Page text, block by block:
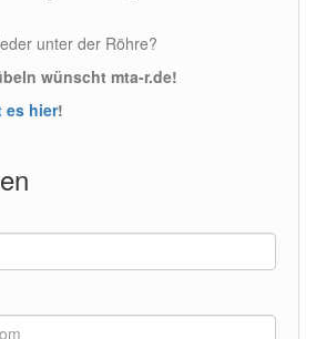
unter der Röhre?
wünscht mta-r.de!
es hier!